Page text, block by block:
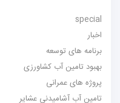
special
اخبار
برنامه های توسعه
بهبود تامین آب کشاورزی
پروژه های عمرانی
تامین آب آشامیدنی عشایر